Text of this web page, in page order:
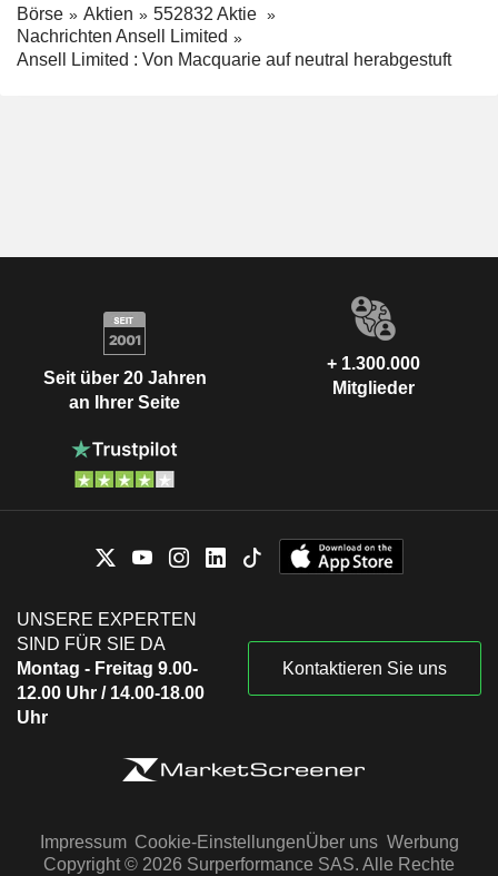
Börse Aktien
552832 Aktie
Nachrichten Ansell Limited
Ansell Limited : Von Macquarie auf neutral herabgestuft
Seit über 20 Jahren
an Ihrer Seite
+ 1.300.000
Mitglieder
UNSERE EXPERTEN
SIND FÜR SIE DA
Montag - Freitag 9.00-
12.00 Uhr / 14.00-18.00
Uhr
Kontaktieren Sie uns
Impressum Cookie-EinstellungenÜber uns Werbung
Copyright © 2026 Surperformance SAS. Alle Rechte